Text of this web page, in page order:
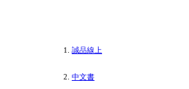
誠品線上
中文書